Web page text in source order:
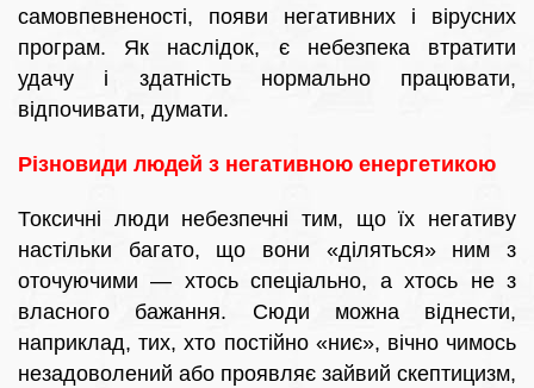
самовпевненості, появи негативних і вірусних
програм. Як наслідок, є небезпека втратити
удачу і здатність нормально працювати,
відпочивати, думати.
Різновиди людей з негативною енергетикою
Токсичні люди небезпечні тим, що їх негативу
настільки багато, що вони «діляться» ним з
оточуючими — хтось спеціально, а хтось не з
власного бажання. Сюди можна віднести,
наприклад, тих, хто постійно «ниє», вічно чимось
незадоволений або проявляє зайвий скептицизм,